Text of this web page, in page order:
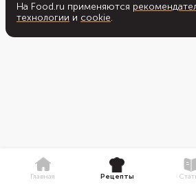
На Food.ru применяются
технологии и cookie.
Главная Рецепты